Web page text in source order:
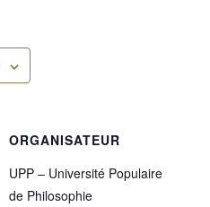
ORGANISATEUR
UPP – Université Populaire
de Philosophie